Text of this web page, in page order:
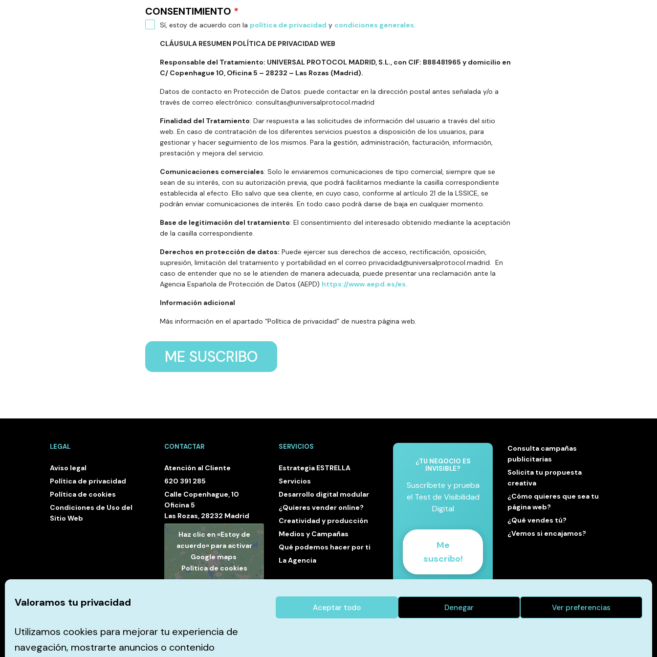
Valoramos tu privacidad
Utilizamos cookies para mejorar tu experiencia de
navegación, mostrarte anuncios o contenido
Aceptar todo Denegar Ver preferencias
CONSENTIMIENTO *
Sí, estoy de acuerdo con la política de privacidad y condiciones generales.
CLÁUSULA RESUMEN POLÍTICA DE PRIVACIDAD WEB
Responsable del Tratamiento: UNIVERSAL PROTOCOL MADRID, S.L., con CIF: B88481965 y domicilio en
C/ Copenhague 10, Oficina 5 – 28232 – Las Rozas (Madrid).
Datos de contacto en Protección de Datos: puede contactar en la dirección postal antes señalada y/o a
través de correo electrónico: consultas@universalprotocol.madrid
Finalidad del Tratamiento: Dar respuesta a las solicitudes de información del usuario a través del sitio
web. En caso de contratación de los diferentes servicios puestos a disposición de los usuarios, para
gestionar y hacer seguimiento de los mismos. Para la gestión, administración, facturación, información,
prestación y mejora del servicio.
Comunicaciones comerciales: Solo le enviaremos comunicaciones de tipo comercial, siempre que se
sean de su interés, con su autorización previa, que podrá facilitarnos mediante la casilla correspondiente
establecida al efecto. Ello salvo que sea cliente, en cuyo caso, conforme al artículo 21 de la LSSICE, se
podrán enviar comunicaciones de interés. En todo caso podrá darse de baja en cualquier momento.
Base de legitimación del tratamiento: El consentimiento del interesado obtenido mediante la aceptación
de la casilla correspondiente.
Derechos en protección de datos: Puede ejercer sus derechos de acceso, rectificación, oposición,
supresión, limitación del tratamiento y portabilidad en el correo privacidad@universalprotocol.madrid. En
caso de entender que no se le atienden de manera adecuada, puede presentar una reclamación ante la
Agencia Española de Protección de Datos (AEPD) https://www.aepd.es/es.
Información adicional
Más información en el apartado “Política de privacidad” de nuestra página web.
ME SUSCRIBO
LEGAL
Aviso legal
Política de privacidad
Política de cookies
Condiciones de Uso del
Sitio Web
CONTACTAR
Atención al Cliente
620 391 285
Calle Copenhague, 10
Oficina 5
Las Rozas, 28232 Madrid
Haz clic en «Estoy de
acuerdo» para activar
Google maps
Política de cookies
SERVICIOS
Estrategia ESTRELLA
Servicios
Desarrollo digital modular
¿Quieres vender online?
Creatividad y producción
Medios y Campañas
Qué podemos hacer por ti
La Agencia
¿TU NEGOCIO ES
INVISIBLE?
Suscríbete y prueba
el Test de Visibilidad
Digital
Me
suscribo!
perspectiva
✓ Información para
Consulta campañas
publicitarias
Solicita tu propuesta
creativa
¿Cómo quieres que sea tu
página web?
¿Qué vendes tú?
¿Vemos si encajamos?